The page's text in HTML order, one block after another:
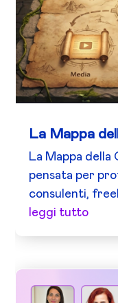
La Mappa
La Mappa della
pensata per
consulenti,
leggi tutto